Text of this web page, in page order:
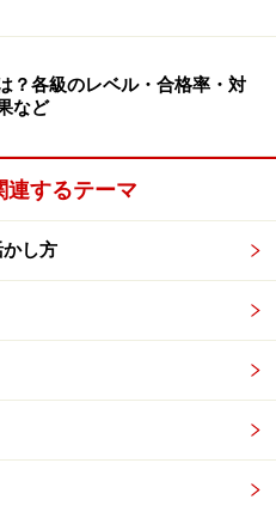
？各級のレベル・合格率・対
など
連するテーマ
し方